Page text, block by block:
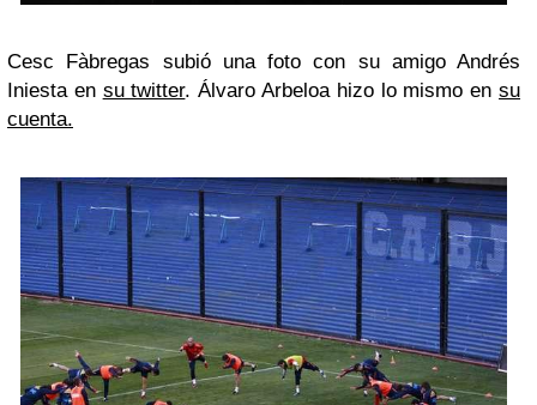
Cesc Fàbregas subió una foto con su amigo Andrés
Iniesta en su twitter. Álvaro Arbeloa hizo lo mismo ensu
cuenta.